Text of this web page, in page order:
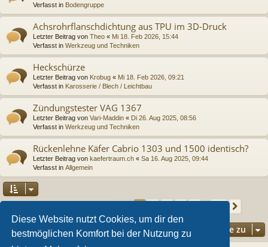
Diese Website nutzt Cookies, um dir den
bestmöglichen Komfort bei der Nutzung zu
Verfasst in Bodengruppe
Achsrohrflanschdichtung aus TPU im 3D-Druck
Letzter Beitrag von Theo « Mi 18. Feb 2026, 15:44
Verfasst in Werkzeug und Techniken
Heckschürze
Letzter Beitrag von Krobug « Mi 18. Feb 2026, 09:21
Verfasst in Karosserie / Blech / Leichtbau
Zündungstester VAG 1367
Letzter Beitrag von Vari-Maddin « Di 26. Aug 2025, 08:56
Verfasst in Werkzeug und Techniken
Rückenlehne Käfer Cabrio 1303 und 1500 identisch?
Letzter Beitrag von kaefertraum.ch « Sa 16. Aug 2025, 09:44
Verfasst in Allgemein
Gehe zu